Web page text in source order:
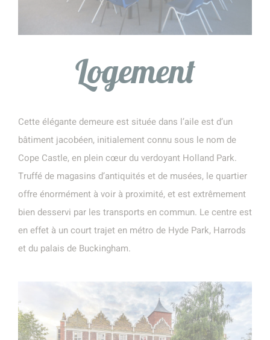
Logement
Cette élégante demeure est située dans l’aile est d’un
bâtiment jacobéen, initialement connu sous le nom de
Cope Castle, en plein cœur du verdoyant Holland Park.
Truffé de magasins d’antiquités et de musées, le quartier
offre énormément à voir à proximité, et est extrêmement
bien desservi par les transports en commun. Le centre est
en effet à un court trajet en métro de Hyde Park, Harrods
et du palais de Buckingham.